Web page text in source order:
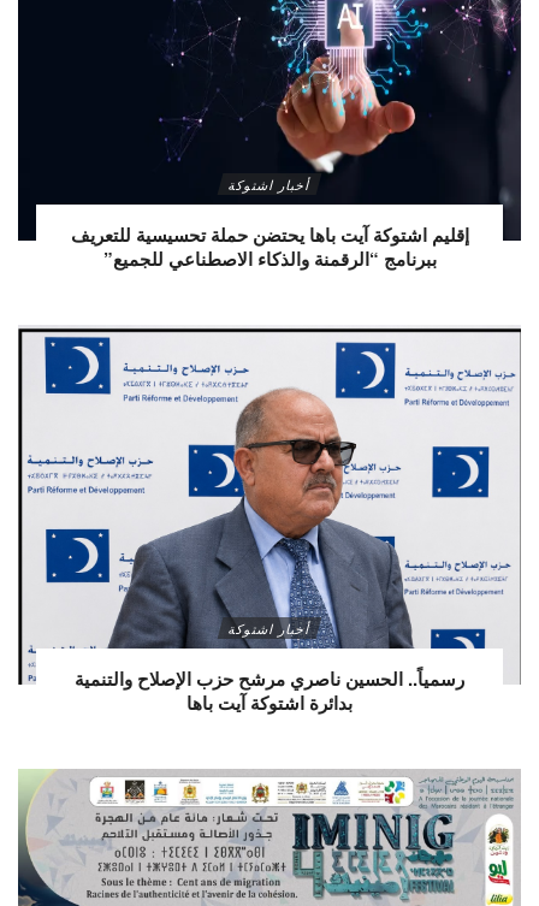
أخبار اشتوكة
إقليم اشتوكة آيت باها يحتضن حملة تحسيسية للتعريف
ببرنامج “الرقمنة والذكاء الاصطناعي للجميع”
أخبار اشتوكة
رسمياً.. الحسين ناصري مرشح حزب الإصلاح والتنمية
بدائرة اشتوكة آيت باها